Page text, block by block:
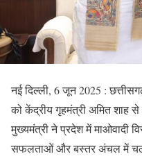
नई दिल्ली, 6 जून 2025 :
को केंद्रीय गृहमंत्री अमित शाह
मुख्यमंत्री ने प्रदेश में माओवादी
सफलताओं और बस्तर अंचल में चल